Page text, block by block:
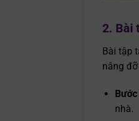
2. Bài
Bài tập
nâng
nhà.